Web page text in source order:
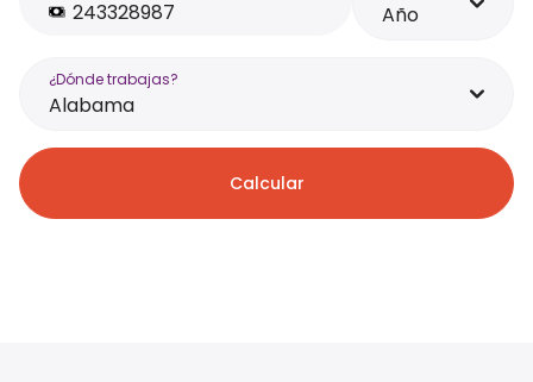
Año
¿Dónde trabajas?
Alabama
Calcular